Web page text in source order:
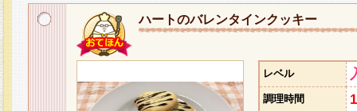
ハートのバレンタインクッキー
レベル
調理時間